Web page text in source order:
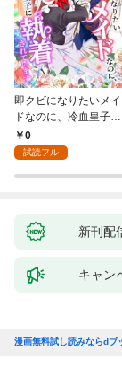
即クビになりたいメイ
ドなのに、冷血皇子に
執着されています第1
話
0
試読フル
新刊配
キャン
漫画無料試し読みならdブ